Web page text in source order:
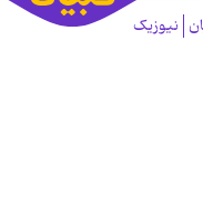
نیوزیک